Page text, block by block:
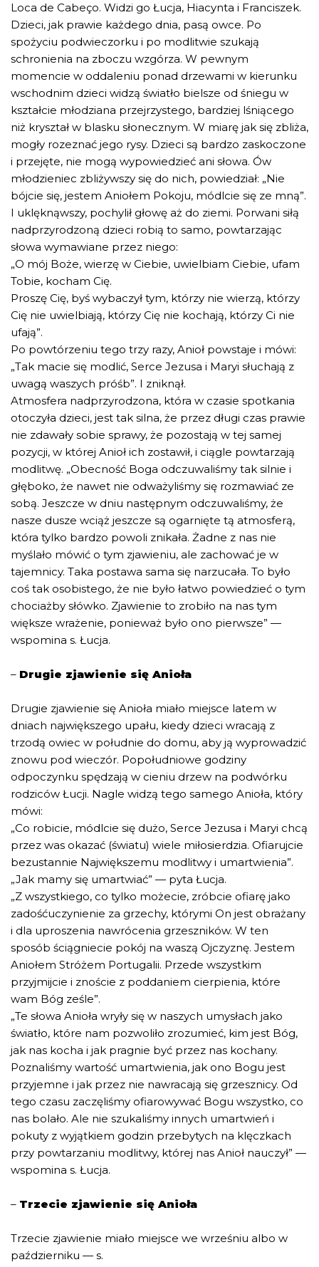
Loca de Cabeço. Widzi go Łucja, Hiacynta i Franciszek.
Dzieci, jak prawie każdego dnia, pasą owce. Po
spożyciu podwieczorku i po modlitwie szukają
schronienia na zboczu wzgórza. W pewnym
momencie w oddaleniu ponad drzewami w kierunku
wschodnim dzieci widzą światło bielsze od śniegu w
kształcie młodziana przejrzystego, bardziej lśniącego
niż kryształ w blasku słonecznym. W miarę jak się zbliża,
mogły rozeznać jego rysy. Dzieci są bardzo zaskoczone
i przejęte, nie mogą wypowiedzieć ani słowa. Ów
młodzieniec zbliżywszy się do nich, powiedział: „Nie
bójcie się, jestem Aniołem Pokoju, módlcie się ze mną”.
I uklęknąwszy, pochylił głowę aż do ziemi. Porwani siłą
nadprzyrodzoną dzieci robią to samo, powtarzając
słowa wymawiane przez niego:
„O mój Boże, wierzę w Ciebie, uwielbiam Ciebie, ufam
Tobie, kocham Cię.
Proszę Cię, byś wybaczył tym, którzy nie wierzą, którzy
Cię nie uwielbiają, którzy Cię nie kochają, którzy Ci nie
ufają”.
Po powtórzeniu tego trzy razy, Anioł powstaje i mówi:
„Tak macie się modlić, Serce Jezusa i Maryi słuchają z
uwagą waszych próśb”. I zniknął.
Atmosfera nadprzyrodzona, która w czasie spotkania
otoczyła dzieci, jest tak silna, że przez długi czas prawie
nie zdawały sobie sprawy, że pozostają w tej samej
pozycji, w której Anioł ich zostawił, i ciągle powtarzają
modlitwę. „Obecność Boga odczuwaliśmy tak silnie i
głęboko, że nawet nie odważyliśmy się rozmawiać ze
sobą. Jeszcze w dniu następnym odczuwaliśmy, że
nasze dusze wciąż jeszcze są ogarnięte tą atmosferą,
która tylko bardzo powoli znikała. Żadne z nas nie
myślało mówić o tym zjawieniu, ale zachować je w
tajemnicy. Taka postawa sama się narzucała. To było
coś tak osobistego, że nie było łatwo powiedzieć o tym
chociażby słówko. Zjawienie to zrobiło na nas tym
większe wrażenie, ponieważ było ono pierwsze” —
wspomina s. Łucja.
– Drugie zjawienie się Anioła
Drugie zjawienie się Anioła miało miejsce latem w
dniach największego upału, kiedy dzieci wracają z
trzodą owiec w południe do domu, aby ją wyprowadzić
znowu pod wieczór. Popołudniowe godziny
odpoczynku spędzają w cieniu drzew na podwórku
rodziców Łucji. Nagle widzą tego samego Anioła, który
mówi:
„Co robicie, módlcie się dużo, Serce Jezusa i Maryi chcą
przez was okazać (światu) wiele miłosierdzia. Ofiarujcie
bezustannie Największemu modlitwy i umartwienia”.
„Jak mamy się umartwiać” — pyta Łucja.
„Z wszystkiego, co tylko możecie, zróbcie ofiarę jako
zadośćuczynienie za grzechy, którymi On jest obrażany
i dla uproszenia nawrócenia grzeszników. W ten
sposób ściągniecie pokój na waszą Ojczyznę. Jestem
Aniołem Stróżem Portugalii. Przede wszystkim
przyjmijcie i znoście z poddaniem cierpienia, które
wam Bóg ześle”.
„Te słowa Anioła wryły się w naszych umysłach jako
światło, które nam pozwoliło zrozumieć, kim jest Bóg,
jak nas kocha i jak pragnie być przez nas kochany.
Poznaliśmy wartość umartwienia, jak ono Bogu jest
przyjemne i jak przez nie nawracają się grzesznicy. Od
tego czasu zaczęliśmy ofiarowywać Bogu wszystko, co
nas bolało. Ale nie szukaliśmy innych umartwień i
pokuty z wyjątkiem godzin przebytych na klęczkach
przy powtarzaniu modlitwy, której nas Anioł nauczył” —
wspomina s. Łucja.
– Trzecie zjawienie się Anioła
Trzecie zjawienie miało miejsce we wrześniu albo w
październiku — s.